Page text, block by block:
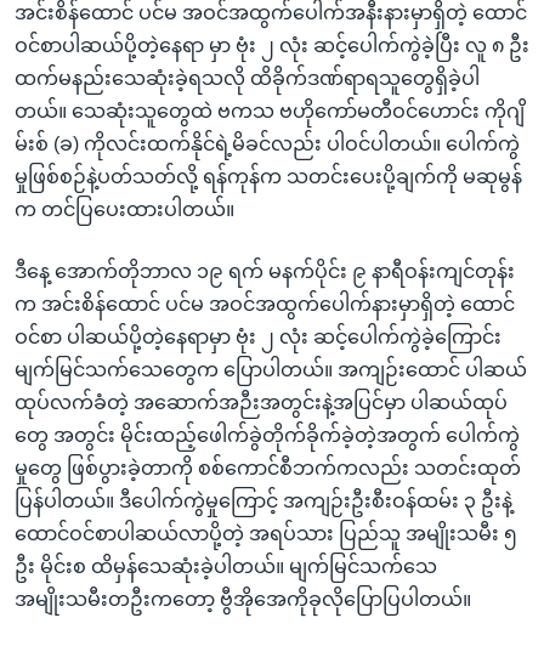
သို့
ကျော်
ရန်
အင်းစိန်ထောင် ပင်မ အဝင်အထွက်ပေါက်အနီးနားမှာရှိတဲ့ ထောင်
ဝင်စာပါဆယ်ပို့တဲ့နေရာ မှာ ဗုံး ၂ လုံး ဆင့်ပေါက်ကွဲခဲ့ပြီး လူ ၈ ဦး
ထက်မနည်းသေဆုံးခဲ့ရသလို ထိခိုက်ဒဏ်ရာရသူတွေရှိခဲ့ပါ
တယ်။ သေဆုံးသူတွေထဲ ဗကသ ဗဟိုကော်မတီဝင်ဟောင်း ကိုဂျိ
မ်းစ် (ခ) ကိုလင်းထက်နိုင်ရဲ့မိခင်လည်း ပါဝင်ပါတယ်။ ပေါက်ကွဲ
မှုဖြစ်စဉ်နဲ့ပတ်သတ်လို့ ရန်ကုန်က သတင်းပေးပို့ချက်ကို မဆုမွန်
က တင်ပြပေးထားပါတယ်။
ဒီနေ့ အောက်တိုဘာလ ၁၉ ရက် မနက်ပိုင်း ၉ နာရီဝန်းကျင်တုန်း
က အင်းစိန်ထောင် ပင်မ အဝင်အထွက်ပေါက်နားမှာရှိတဲ့ ထောင်
ဝင်စာ ပါဆယ်ပို့တဲ့နေရာမှာ ဗုံး ၂ လုံး ဆင့်ပေါက်ကွဲခဲ့ကြောင်း
မျက်မြင်သက်သေတွေက ပြောပါတယ်။ အကျဉ်းထောင် ပါဆယ်
ထုပ်လက်ခံတဲ့ အဆောက်အဉီးအတွင်းနဲ့အပြင်မှာ ပါဆယ်ထုပ်
တွေ အတွင်း မိုင်းထည့်ဖေါက်ခွဲတိုက်ခိုက်ခဲ့တဲ့အတွက် ပေါက်ကွဲ
မှုတွေ ဖြစ်ပွားခဲ့တာကို စစ်ကောင်စီဘက်ကလည်း သတင်းထုတ်
ပြန်ပါတယ်။ ဒီပေါက်ကွဲမှုကြောင့် အကျဉ်းဦးစီးဝန်ထမ်း ၃ ဦးနဲ့
ထောင်ဝင်စာပါဆယ်လာပို့တဲ့ အရပ်သား ပြည်သူ အမျိုးသမီး ၅
ဦး မိုင်းစ ထိမှန်သေဆုံးခဲ့ပါတယ်။ မျက်မြင်သက်သေ
အမျိုးသမီးတဦးကတော့ ဗွီအိုအေကိုခုလိုပြောပြပါတယ်။